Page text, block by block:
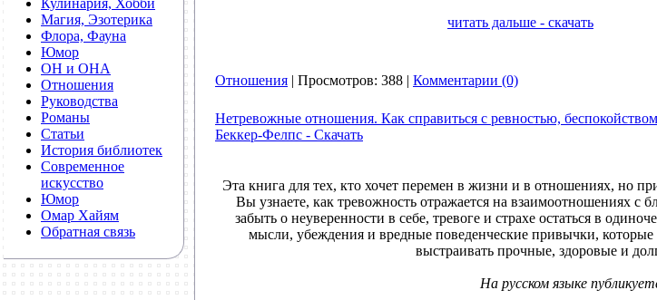
Кулинария, Хобби
Магия, Эзотерика
Флора, Фауна
Юмор
ОН и ОНА
Отношения
Руководства
Романы
Статьи
История библиотек
Современное
искусство
Юмор
Омар Хайям
Обратная связь
читать дальше - скачать
Отношения | Просмотров: 388 | Комментарии (0)
Нетревожные отношения. Как справиться с ревностью,
Беккер-Фелпс - Скачать
Эта книга для тех, кто хочет перемен в жизни и в отношениях, но
Вы узнаете, как тревожность отражается на взаимоотношениях
забыть о неуверенности в себе, тревоге и страхе остаться в
мысли, убеждения и вредные поведенческие привычки,
выстраивать прочные, здоровые и
На русском языке